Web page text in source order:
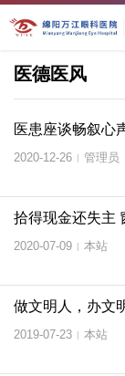
医德医风
医患座谈畅叙心
2020-12-26 | 管理员
2020-07-09 | 本站
做文明人，办文
2019-07-23 | 本站